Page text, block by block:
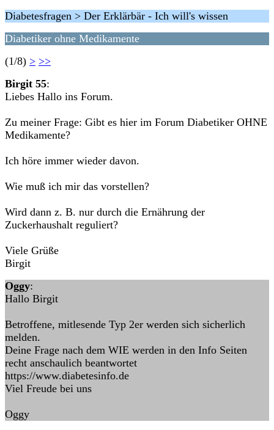
Diabetesfragen > Der Erklärbär - Ich will's wissen
Diabetiker ohne Medikamente
(1/8) > >>
Birgit 55:
Liebes Hallo ins Forum.
Zu meiner Frage: Gibt es hier im Forum Diabetiker OHNE
Medikamente?
Ich höre immer wieder davon.
Wie muß ich mir das vorstellen?
Wird dann z. B. nur durch die Ernährung der
Zuckerhaushalt reguliert?
Viele Grüße
Birgit
Oggy:
Hallo Birgit
Betroffene, mitlesende Typ 2er werden sich sicherlich
melden.
Deine Frage nach dem WIE werden in den Info Seiten
recht anschaulich beantwortet
https://www.diabetesinfo.de
Viel Freude bei uns
Oggy